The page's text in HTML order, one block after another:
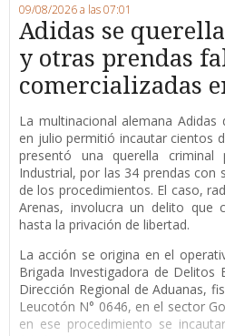
09/08/2026 a las 07:01
Adidas se
y otras prendas
comercializadas
La multinacional alemana
en julio permitió incautar cientos
presentó una querella
Industrial, por las 34 prendas
de los procedimientos. El caso,
Arenas, involucra un delito que
hasta la privación de libertad.
La acción se origina en el
Brigada Investigadora de
Dirección Regional de Aduanas,
Leucotón N° 0646, en el sector
en ese procedimiento se